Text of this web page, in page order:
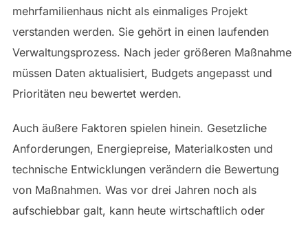
mehrfamilienhaus nicht als einmaliges Projekt
verstanden werden. Sie gehört in einen laufenden
Verwaltungsprozess. Nach jeder größeren Maßnahme
müssen Daten aktualisiert, Budgets angepasst und
Prioritäten neu bewertet werden.
Auch äußere Faktoren spielen hinein. Gesetzliche
Anforderungen, Energiepreise, Materialkosten und
technische Entwicklungen verändern die Bewertung
von Maßnahmen. Was vor drei Jahren noch als
aufschiebbar galt, kann heute wirtschaftlich oder